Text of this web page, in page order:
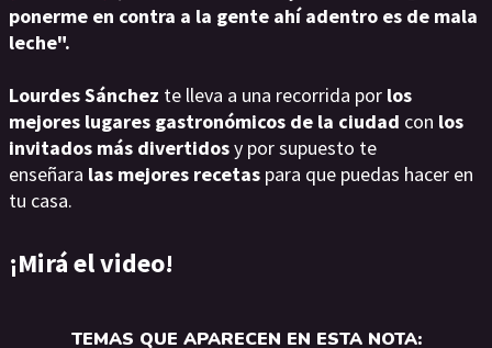
ponerme en contra a la gente ahí adentro es de mala
leche".
Lourdes Sánchez te lleva a una recorrida por los
mejores lugares gastronómicos de la ciudad con los
invitados más divertidosy por supuesto te
enseñara las mejores recetas para que puedas hacer en
tu casa.
¡Mirá el video!
TEMAS QUE APARECEN EN ESTA NOTA: